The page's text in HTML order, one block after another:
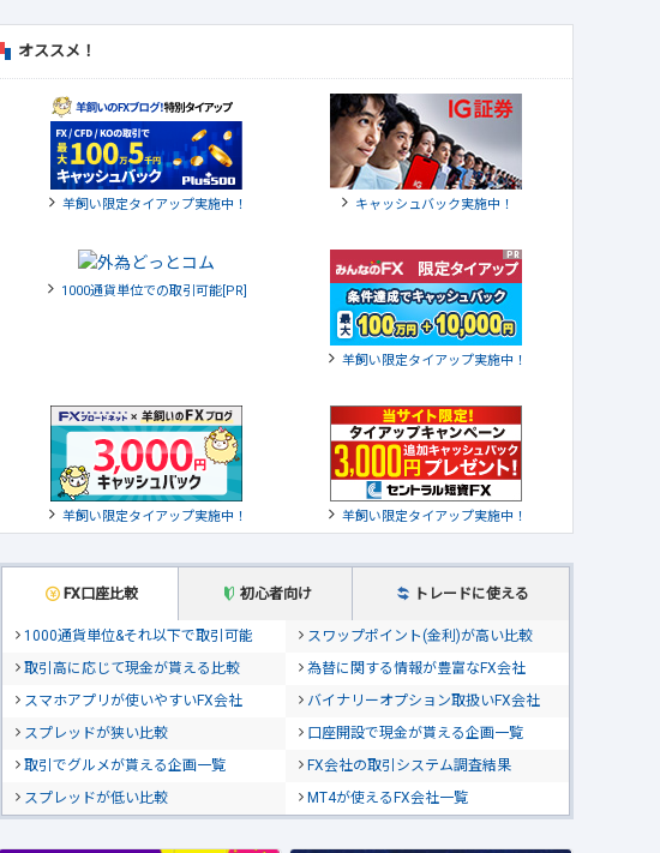
オススメ！
羊飼い限定タイアップ実施中！ キャッシュバック実施中！
1000通貨単位での取引可能[PR]
羊飼い限定タイアップ実施中！
羊飼い限定タイアップ実施中！ 羊飼い限定タイアップ実施中！
FX口座比較 初心者向け トレードに使える
1000通貨単位&それ以下で取引可能
スワップポイント(金利)が高い比較
取引高に応じて現金が貰える比較
為替に関する情報が豊富なFX会社
スマホアプリが使いやすいFX会社
バイナリーオプション取扱いFX会社
スプレッドが狭い比較
口座開設で現金が貰える企画一覧
取引でグルメが貰える企画一覧
FX会社の取引システム調査結果
スプレッドが低い比較
MT4が使えるFX会社一覧